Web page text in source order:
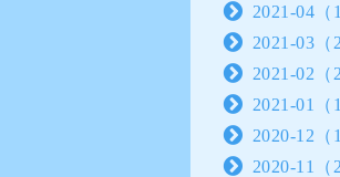
2021-04（1
2021-03（2
2021-02（2
2021-01（1
2020-12（1
2020-11（2